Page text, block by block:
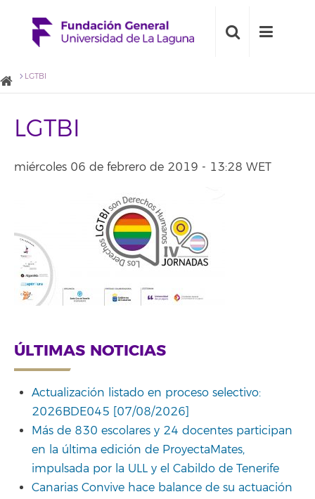
LGTBI
LGTBI
miércoles 06 de febrero de 2019 - 13:28 WET
ÚLTIMAS NOTICIAS
Actualización listado en proceso selectivo:
2026BDE045 [07/08/2026]
Más de 830 escolares y 24 docentes participan
en la última edición de ProyectaMates,
impulsada por la ULL y el Cabildo de Tenerife
Canarias Convive hace balance de su actuación